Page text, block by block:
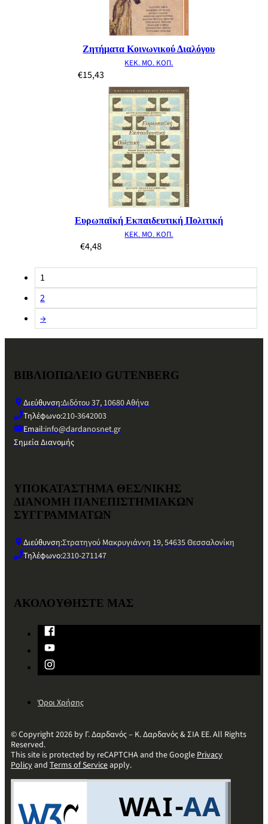
Ζητήματα Κοινωνικού Διαλόγου
ΚΕΚ. ΜΟ. ΚΟΠ.
€15,43
Ευρωπαϊκή Εκπαιδευτική Πολιτική
ΚΕΚ. ΜΟ. ΚΟΠ.
€4,48
1
2
→
ΒΙΒΛΙΟΠΩΛΕΙΟ GUTENBERG
Διεύθυνση:Διδότου 37, 10680 Αθήνα
Τηλέφωνο:210-3642003
Email:info@dardanosnet.gr
Σημεία Διανομής
ΥΠΟΚΑΤΑΣΤΗΜΑ ΘΕΣ/ΝΙΚΗΣ
ΔΙΑΝΟΜΗ ΠΑΝΕΠΙΣΤΗΜΙΑΚΩΝ
ΣΥΓΓΡΑΜΜΑΤΩΝ
Διεύθυνση:Στρατηγού Μακρυγιάννη 19, 54635 Θεσσαλονίκη
Τηλέφωνο:2310-271147
ΑΚΟΛΟΥΘΗΣΤΕ ΜΑΣ
Όροι Χρήσης
© Copyright 2026 by Γ. Δαρδανός – Κ. Δαρδανός & ΣΙΑ ΕΕ. All Rights
Reserved.
This site is protected by reCAPTCHA and the GooglePrivacy
Policyand Terms of Serviceapply.